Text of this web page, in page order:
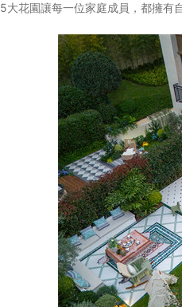
5大花園讓每一位家庭成員，都擁有